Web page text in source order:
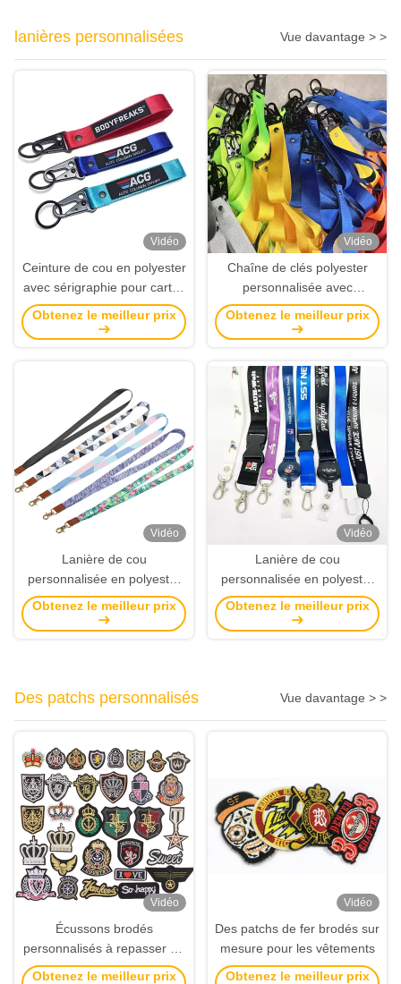
lanières personnalisées Vue davantage > >
Vidéo
Ceinture de cou en polyester
avec sérigraphie pour cartes
d'identité et porte-clés
Obtenez le meilleur prix
Vidéo
Chaîne de clés polyester
personnalisée avec
sérigraphie pour des porte-
clés de moto personnalisés
Obtenez le meilleur prix
Vidéo
Lanière de cou
personnalisée en polyester
avec logo et impression
sérigraphique pour porte-
Obtenez le meilleur prix
Vidéo
Lanière de cou
personnalisée en polyester
avec logo, impression
sérigraphique pour porte-
Obtenez le meilleur prix
Des patchs personnalisés Vue davantage > >
Vidéo
Écussons brodés
personnalisés à repasser ou
à coudre
Obtenez le meilleur prix
Vidéo
Des patchs de fer brodés sur
mesure pour les vêtements
Obtenez le meilleur prix